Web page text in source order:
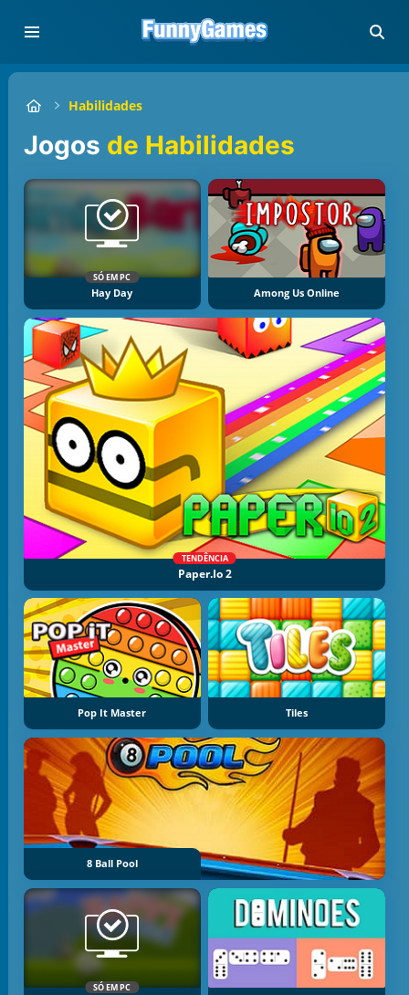
Habilidades
Jogos de Habilidades
SÓ EM PC
Hay Day Among Us Online
TENDÊNCIA
Paper.io 2
Pop It Master Tiles
8 Ball Pool
SÓ EM PC